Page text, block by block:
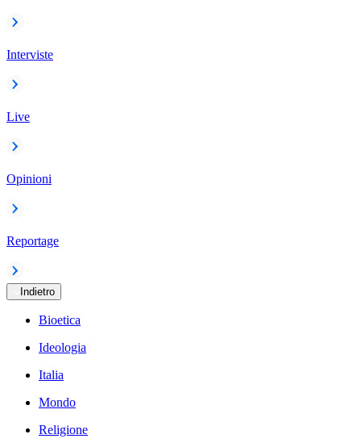
Interviste
Live
Opinioni
Reportage
Indietro
Bioetica
Ideologia
Italia
Mondo
Religione